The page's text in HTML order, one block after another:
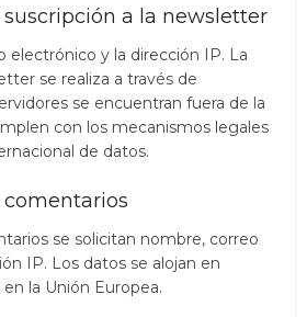
a la newsletter
electrónico y la dirección IP. La
se realiza a través de
se encuentran fuera de la
con los mecanismos legales
de datos.
se solicitan nombre, correo
IP. Los datos se alojan en
la Unión Europea.